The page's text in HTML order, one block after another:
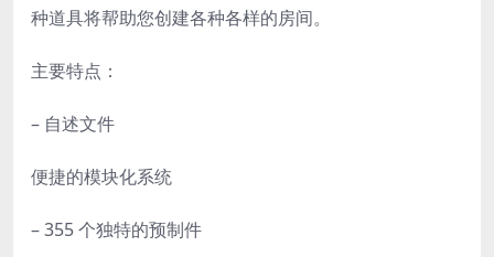
种道具将帮助您创建各种各样的房间。
主要特点：
– 自述文件
便捷的模块化系统
–355 个独特的预制件